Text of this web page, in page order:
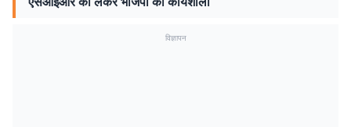
विज्ञापन